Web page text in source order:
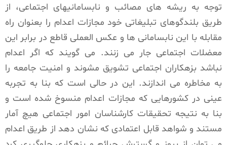
توجه به ریشه های مصائب و نابسامانیهای اجتماعی، از
طریق بلندگوهای تبلیغاتی خود مجازات اعدام را بعنوان راه
مقابله با این نابسامانی ها و عکس العملی قاطع در برابر این
معضلات اجتماعی جار می زنند. می گویند که اگر اعدام
نباشد بزهکاران اجتماعی تشویق مشوند و امنیت جامعه را
به مخاطره می اندازند. این در حالی است که بنا به تجربه
عینی در کشورهایی که مجازات اعدام منسوخ شده است و
بنا به نتیجه تحقیقات کارشناسان امور اجتماعی هیچ آمار
مستند و شواهد قابل اعتمادی که نشان دهد از طریق اعدام